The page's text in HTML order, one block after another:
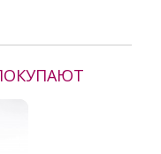
Зима, Осень,